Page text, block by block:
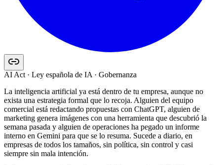
AI Act · Ley española de IA · Gobernanza
La inteligencia artificial ya está dentro de tu empresa, aunque no
exista una estrategia formal que lo recoja. Alguien del equipo
comercial está redactando propuestas con ChatGPT, alguien de
marketing genera imágenes con una herramienta que descubrió la
semana pasada y alguien de operaciones ha pegado un informe
interno en Gemini para que se lo resuma. Sucede a diario, en
empresas de todos los tamaños, sin política, sin control y casi
siempre sin mala intención.